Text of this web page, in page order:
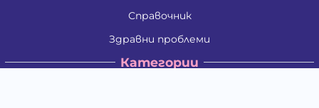
Справочник
Здравни проблеми
Категории